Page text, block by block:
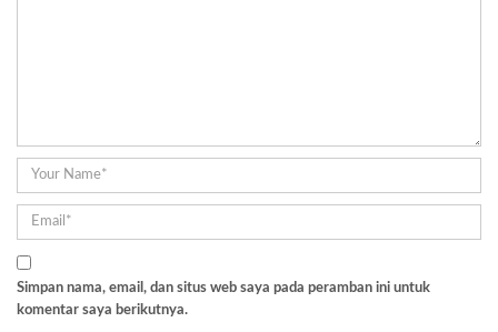
Simpan nama, email, dan situs web saya pada peramban ini untuk
komentar saya berikutnya.